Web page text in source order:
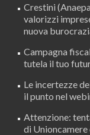
Crestini
valorizzi
nuova
Campagna
tutela il tuo
Le incertezze
il punto nel
Attenzione:
di